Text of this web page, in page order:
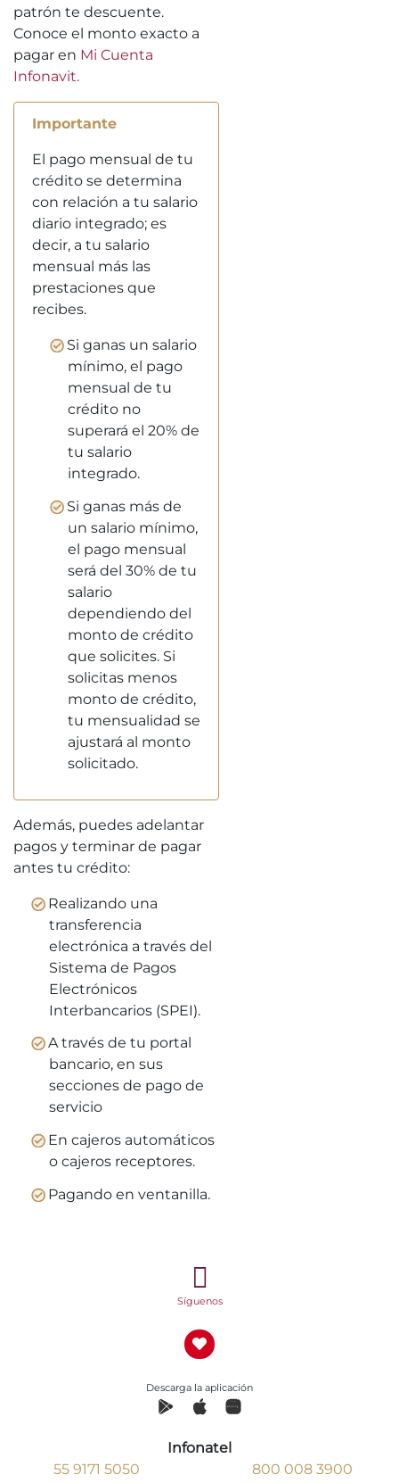
patrón te descuente.
Conoce el monto exacto a
pagar en Mi Cuenta
Infonavit.
Importante
El pago mensual de tu
crédito se determina
con relación a tu salario
diario integrado; es
decir, a tu salario
mensual más las
prestaciones que
recibes.
Si ganas un salario
mínimo, el pago
mensual de tu
crédito no
superará el 20% de
tu salario
integrado.
Si ganas más de
un salario mínimo,
el pago mensual
será del 30% de tu
salario
dependiendo del
monto de crédito
que solicites. Si
solicitas menos
monto de crédito,
tu mensualidad se
ajustará al monto
solicitado.
Además, puedes adelantar
pagos y terminar de pagar
antes tu crédito:
Realizando una
transferencia
electrónica a través del
Sistema de Pagos
Electrónicos
Interbancarios (SPEI).
A través de tu portal
bancario, en sus
secciones de pago de
servicio
En cajeros automáticos
o cajeros receptores.
Pagando en ventanilla.
Síguenos
Descarga la aplicación
Infonatel
55 9171 5050
800 008 3900